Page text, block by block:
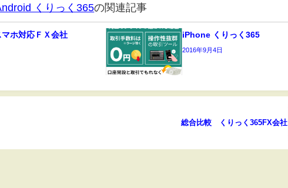
くりっく365の関連記事
ホ対応ＦＸ会社 iPhone くりっく365
2016年9月4日
総合比較 くりっく365FX会社